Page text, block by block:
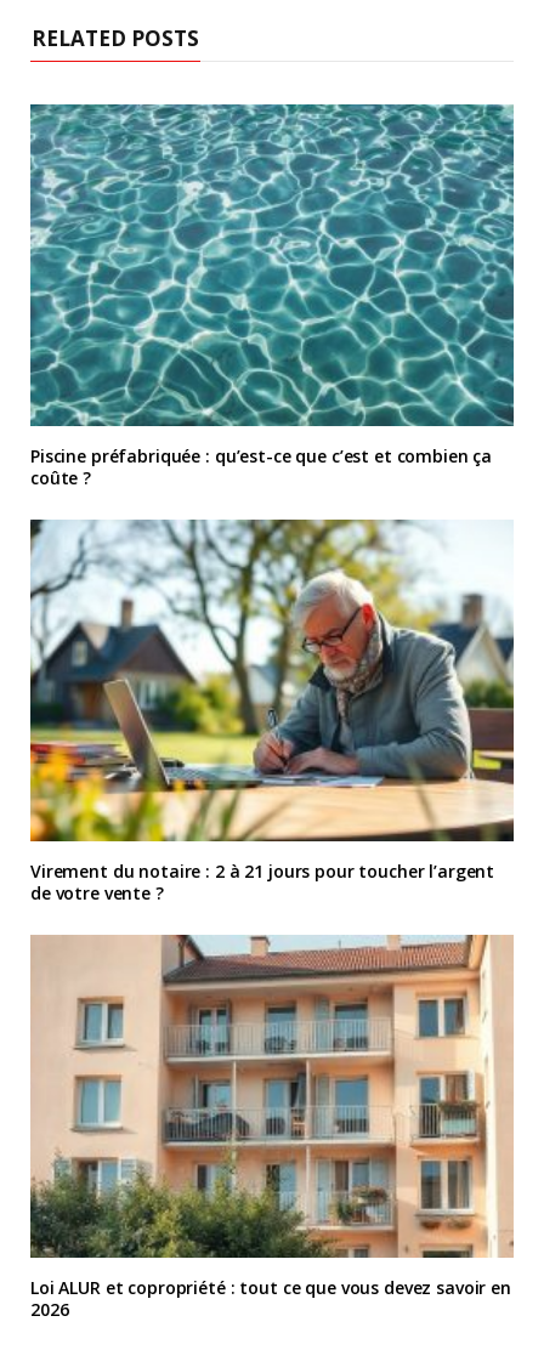
RELATED POSTS
Piscine préfabriquée : qu’est-ce que c’est et combien ça
coûte ?
Virement du notaire : 2 à 21 jours pour toucher l’argent
de votre vente ?
Loi ALUR et copropriété : tout ce que vous devez savoir en
2026